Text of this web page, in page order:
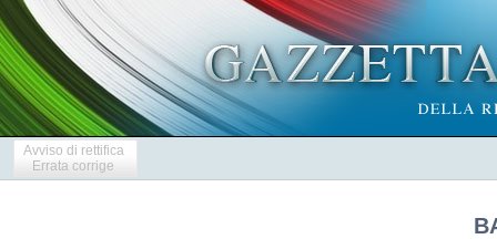
Avviso di rettifica
Errata corrige